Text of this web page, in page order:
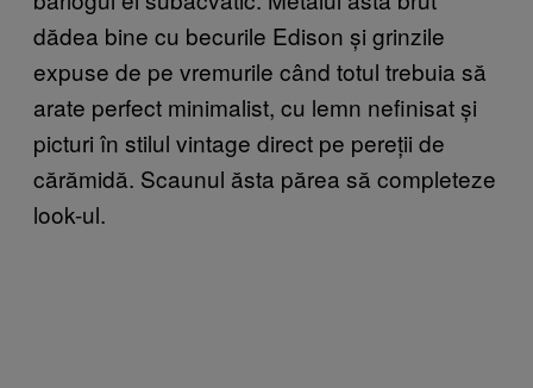
dădea bine cu becurile Edison și grinzile
expuse de pe vremurile când totul trebuia să
arate perfect minimalist, cu lemn nefinisat și
picturi în stilul vintage direct pe pereții de
cărămidă. Scaunul ăsta părea să completeze
look-ul.